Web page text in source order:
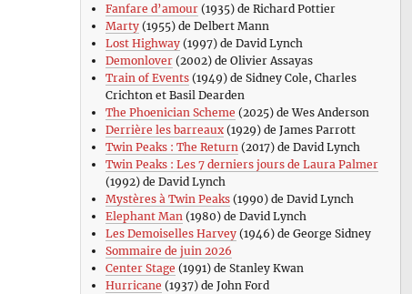
Fanfare d’amour(1935) de Richard Pottier
Marty(1955) de Delbert Mann
Lost Highway(1997) de David Lynch
Demonlover(2002) de Olivier Assayas
Train of Events(1949) de Sidney Cole, Charles
Crichton et Basil Dearden
The Phoenician Scheme (2025) de Wes Anderson
Derrière les barreaux(1929) de James Parrott
Twin Peaks : The Return(2017) de David Lynch
Twin Peaks : Les 7 derniers jours de Laura Palmer
(1992) de David Lynch
Mystères à Twin Peaks(1990) de David Lynch
Elephant Man(1980) de David Lynch
Les Demoiselles Harvey(1946) de George Sidney
Sommaire de juin 2026
Center Stage (1991) de Stanley Kwan
Hurricane (1937) de John Ford